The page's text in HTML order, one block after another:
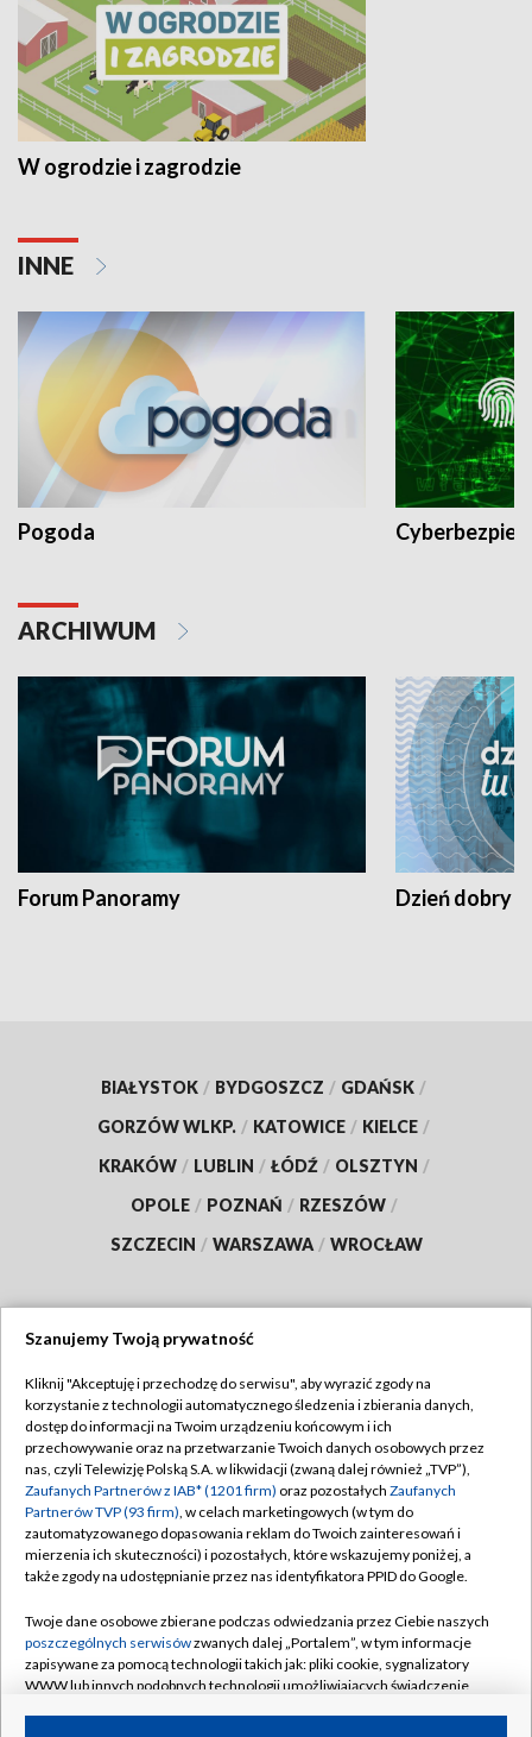
W ogrodzie i zagrodzie
INNE
Pogoda
ARCHIWUM
Forum Panoramy Dzień dobry
BIAŁYSTOK / BYDGOSZCZ / GDAŃSK /
GORZÓW WLKP. / KATOWICE / KIELCE /
KRAKÓW / LUBLIN / ŁÓDŹ / OLSZTYN /
OPOLE / POZNAŃ / RZESZÓW /
SZCZECIN / WARSZAWA / WROCŁAW
TVP
Abonament TVP
Emisja w TVP
Centrum informacji TVP
Naziemna Telewizja Cyfrowa
Rada Programowa
System NOS
Informacje o nadawcy
Regulamin TVP
Polityka prywatności
Moje zgody
Pomoc
Kontakt
Kanały
Szanujemy Twoją prywatność
Kliknij "Akceptuję i przechodzę do serwisu", aby wyrazić zgody na
korzystanie z technologii automatycznego śledzenia i zbierania danych,
dostęp do informacji na Twoim urządzeniu końcowym i ich
przechowywanie oraz na przetwarzanie Twoich danych osobowych przez
nas, czyli Telewizję Polską S.A. w likwidacji (zwaną dalej również „TVP”),
Zaufanych Partnerów z IAB* (1201 firm) oraz pozostałych Zaufanych
Partnerów TVP (93 firm), w celach marketingowych (w tym do
zautomatyzowanego dopasowania reklam do Twoich zainteresowań i
mierzenia ich skuteczności) i pozostałych, które wskazujemy poniżej, a
także zgody na udostępnianie przez nas identyfikatora PPID do Google.
Twoje dane osobowe zbierane podczas odwiedzania przez Ciebie naszych
poszczególnych serwisówzwanych dalej „Portalem”, w tym informacje
zapisywane za pomocą technologii takich jak: pliki cookie, sygnalizatory
WWW lub innych podobnych technologii umożliwiających świadczenie